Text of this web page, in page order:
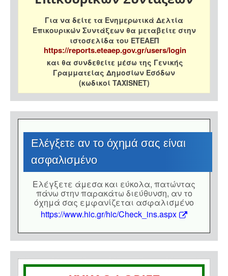
Για να δείτε τα Ενημερωτικά Δελτία
Επικουρικών Συντάξεων θα μεταβείτε στην
ιστοσελίδα του ΕΤΕΑΕΠ
https://reports.eteaep.gov.gr/users/login
και θα συνδεθείτε μέσω της Γενικής
Γραμματείας Δημοσίων Εσόδων
(κωδικοί TAXISNET)
Eλέγξετε αν το όχημά σας είναι
ασφαλισμένο
Eλέγξετε άμεσα και εύκολα, πατώντας
πάνω στην παρακάτω διεύθυνση, αν το
όχημά σας εμφανίζεται ασφαλισμένο
https://www.hic.gr/hic/Check_ins.aspx